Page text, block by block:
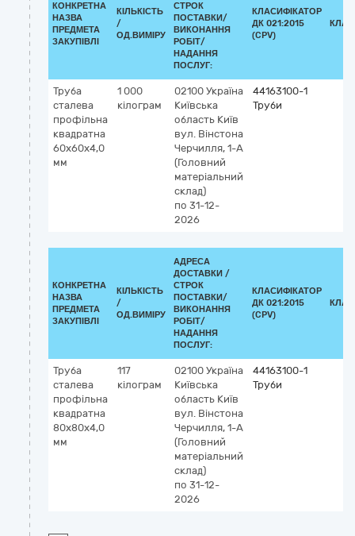
КОНКРЕТНА
НАЗВА
ПРЕДМЕТА
ЗАКУПІВЛІ
КІЛЬКІСТЬ
/
ОД.ВИМІРУ
СТРОК
ПОСТАВКИ/
ВИКОНАННЯ
РОБІТ/
НАДАННЯ
ПОСЛУГ:
КЛАСИФІКАТОР
ДК 021:2015
(CPV)
Труба
сталева
профільна
квадратна
60х60х4,0
мм
1 000
кілограм
02100 Україна
Київська
область Київ
вул. Вінстона
Черчилля, 1-А
(Головний
матеріальний
склад)
по 31-12-
2026
44163100-1
Труби
КОНКРЕТНА
НАЗВА
ПРЕДМЕТА
ЗАКУПІВЛІ
КІЛЬКІСТЬ
/
ОД.ВИМІРУ
АДРЕСА
ДОСТАВКИ /
СТРОК
ПОСТАВКИ/
ВИКОНАННЯ
РОБІТ/
НАДАННЯ
ПОСЛУГ:
КЛАСИФІКАТОР
ДК 021:2015
(CPV)
Труба
сталева
профільна
квадратна
80х80х4,0
мм
117
кілограм
02100 Україна
Київська
область Київ
вул. Вінстона
Черчилля, 1-А
(Головний
матеріальний
склад)
по 31-12-
2026
44163100-1
Труби